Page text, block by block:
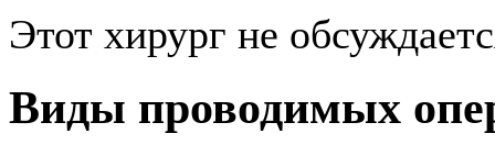
Этот хирург не
Виды проводимых